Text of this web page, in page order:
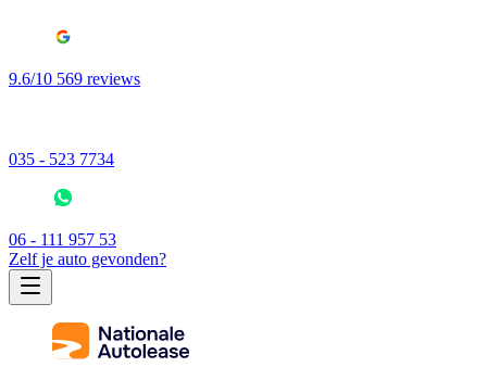
9.6/10 569 reviews
035 - 523 7734
06 - 111 957 53
Zelf je auto gevonden?